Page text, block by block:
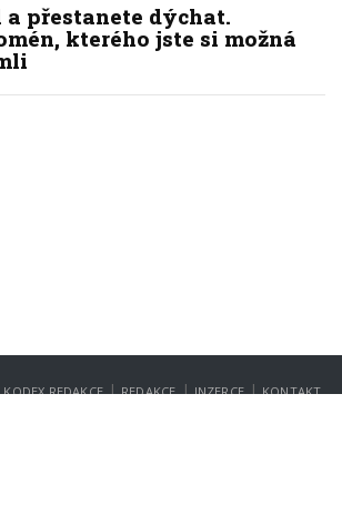
a přestanete dýchat.
kterého jste si možná
REDAKCE | REDAKCE | INZERCE | KONTAKT